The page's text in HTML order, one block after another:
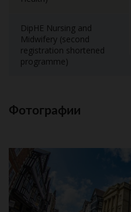
DipHE Nursing and
Midwifery (second
registration shortened
programme)
Фотографии